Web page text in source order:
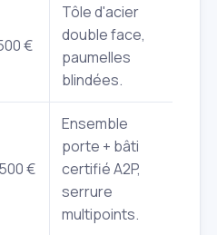
€
Tôle d'acier
double face,
paumelles
blindées.
€
Ensemble
porte + bâti
certifié A2P,
serrure
multipoints.